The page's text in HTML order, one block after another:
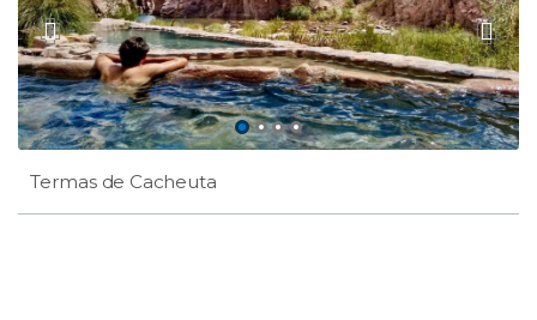
Termas de Cacheuta